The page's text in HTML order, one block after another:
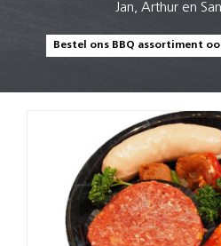
Jan, Arthur en
Bestel ons BBQ assortiment